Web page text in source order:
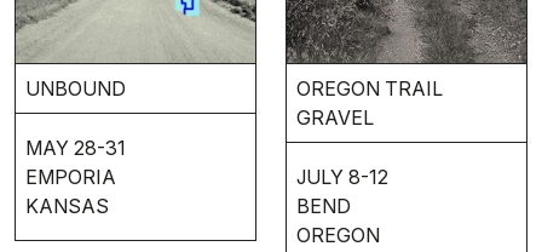
UNBOUND
MAY 28-31
EMPORIA
KANSAS
OREGON TRAIL
GRAVEL
JULY 8-12
BEND
OREGON